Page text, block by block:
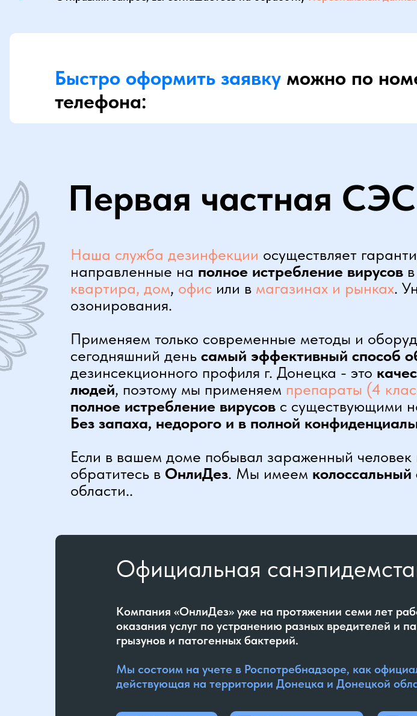
Быстро оформить заявку можно по
телефона:
Наша служба дезинфекции осуществляет
направленные на полное истребление вирусов
квартира, дом, офис или в магазинах и рынках.
озонирования.
Применяем только современные методы и
сегодняшний день самый эффективный способ
дезинсекционного профиля г. Донецка - это
людей, поэтому мы применяем препараты (4
полное истребление вирусов с существующими
Без запаха, недорого и в полной
Если в вашем доме побывал зараженный человек
обратитесь в ОнлиДез. Мы имеем
области..
Первая частная
Официальная
Компания «ОнлиДез» уже на протяжении семи лет
оказания услуг по устранению разных вредителей и
грызунов и патогенных бактерий.
Мы состоим на учете в Роспотребнадзоре, как
действующая на территории Донецка и Донецкой